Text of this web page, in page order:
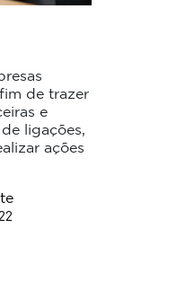
de trazer
e
ligações,
ações